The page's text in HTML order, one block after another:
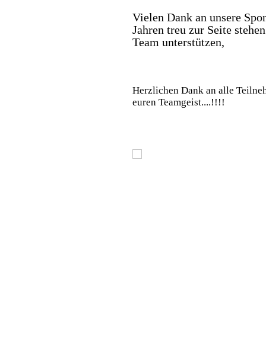
Vielen Dank an unsere
Jahren treu zur Seite
Team unterstützen,
Herzlichen Dank an alle
euren Teamgeist....!!!!